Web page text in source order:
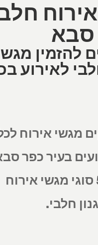
סבא
להזמין
לאירוע
מגשי אירוח
בעיר כפר
מעל ל-50 סוגי מגשי אירוח
חלבי.